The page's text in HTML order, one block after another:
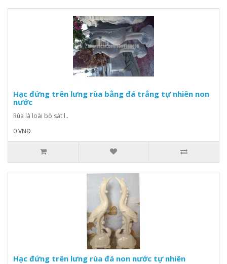
Hạc đứng trên lưng rùa bằng đá trắng tự nhiên non
nước
Rùa là loài bò sát l..
0 VNĐ
Hạc đứng trên lưng rùa đá non nước tự nhiên